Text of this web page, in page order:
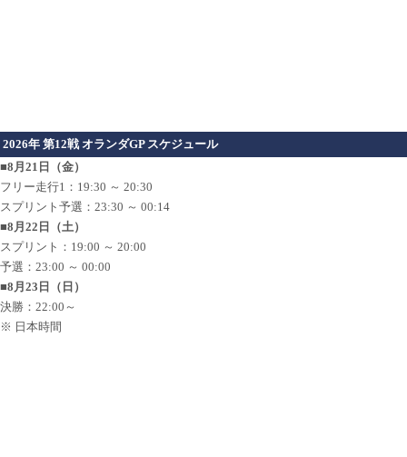
2026年 第12戦 オランダGP スケジュール
■8月21日（金）
フリー走行1：19:30 ～ 20:30
スプリント予選：23:30 ～ 00:14
■8月22日（土）
スプリント：19:00 ～ 20:00
予選：23:00 ～ 00:00
■8月23日（日）
決勝：22:00～
※ 日本時間